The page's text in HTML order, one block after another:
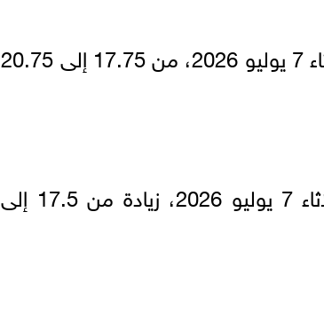
حقق سعر لتر بنزين 80 اليوم الثلاثاء 7 يوليو 2026، من 17.75 إلى 20.75
وصل سعر لتر السولار اليوم الثلاثاء 7 يوليو 2026، زيادة من 17.5 إلى